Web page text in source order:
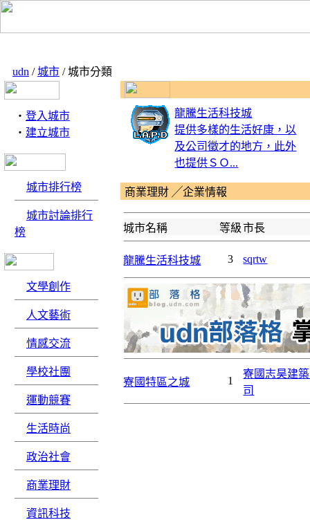
udn /城市 / 城市分類
‧ 登入城市
‧ 建立城市
城市排行榜
城市討論排行
榜
文學創作
人文藝術
情感交流
學校社團
運動競賽
生活時尚
政治社會
商業理財
資訊科技
龍騰生活科技城
提供多樣的生活好康，以
及公司徵才的地方，此外
也提供ＳＯ...
商業理財 ╱企業情報
城市名稱 等級 市長
龍騰生活科技城 3 sqrtw
寮國特區之城 1
寮國志昊建
司